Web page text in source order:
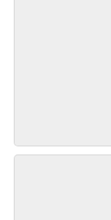
姗姗 2022-06-14